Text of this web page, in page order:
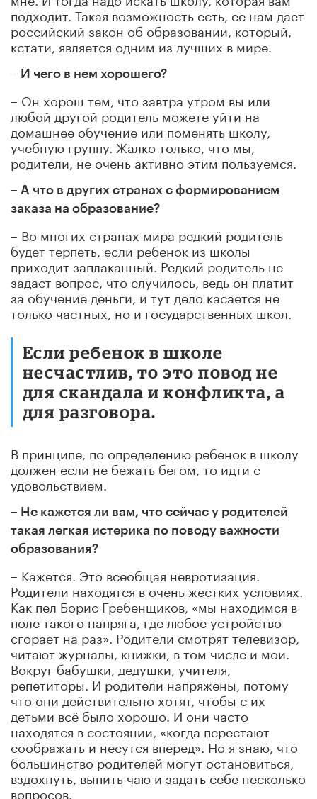
подходит. Такая возможность есть, ее нам дает
российский закон об образовании, который,
кстати, является одним из лучших в мире.
– И чего в нем хорошего?
– Он хорош тем, что завтра утром вы или
любой другой родитель можете уйти на
домашнее обучение или поменять школу,
учебную группу. Жалко только, что мы,
родители, не очень активно этим пользуемся.
– А что в других странах с формированием
заказа на образование?
– Во многих странах мира редкий родитель
будет терпеть, если ребенок из школы
приходит заплаканный. Редкий родитель не
задаст вопрос, что случилось, ведь он платит
за обучение деньги, и тут дело касается не
только частных, но и государственных школ.
Если ребенок в школе
несчастлив, то это повод не
для скандала и конфликта, а
для разговора.
В принципе, по определению ребенок в школу
должен если не бежать бегом, то идти с
удовольствием.
– Не кажется ли вам, что сейчас у родителей
такая легкая истерика по поводу важности
образования?
– Кажется. Это всеобщая невротизация.
Родители находятся в очень жестких условиях.
Как пел Борис Гребенщиков, «мы находимся в
поле такого напряга, где любое устройство
сгорает на раз». Родители смотрят телевизор,
читают журналы, книжки, в том числе и мои.
Вокруг бабушки, дедушки, учителя,
репетиторы. И родители напряжены, потому
что они действительно хотят, чтобы с их
детьми всё было хорошо. И они часто
находятся в состоянии, «когда перестают
соображать и несутся вперед». Но я знаю, что
большинство родителей могут остановиться,
вздохнуть, выпить чаю и задать себе несколько
вопросов.